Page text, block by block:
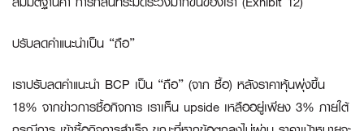
ปรับลดคำแนะนำเป็น “ถือ”
เราปรับลดคำแนะนำ BCP เป็น “ถือ” (จาก ซื้อ) หลังราคาหุ้นพุ่งขึ้น
18% จากข่าวการซื้อกิจการ เราเห็น upside เหลืออยู่เพียง 3% ภายใต้